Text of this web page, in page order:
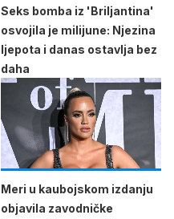
Seks bomba iz 'Briljantina'
osvojila je milijune: Njezina
ljepota i danas ostavlja bez
daha
Meri u kaubojskom izdanju
objavila zavodničke